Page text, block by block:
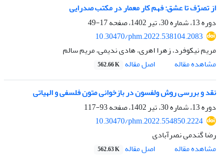
از تصرّف تا عشق: فهم کار معمار در مکتب صدرایی
دوره 13، شماره 30، تیر 1402، صفحه
17-49
10.30470/phm.2022.538104.2083
مریم نیکوفرد، زهرا اهری، هادی ندیمی، مریم سالم
مشاهده مقاله
اصل مقاله 562.66 K
نقد و بررسی روش ولفسون در بازخوانی متون فلسفی و الهیاتی
دوره 13، شماره 30، تیر 1402، صفحه
93-117
10.30470/phm.2022.554850.2224
رضا گندمی نصرآبادی
مشاهده مقاله
اصل مقاله 562.63 K